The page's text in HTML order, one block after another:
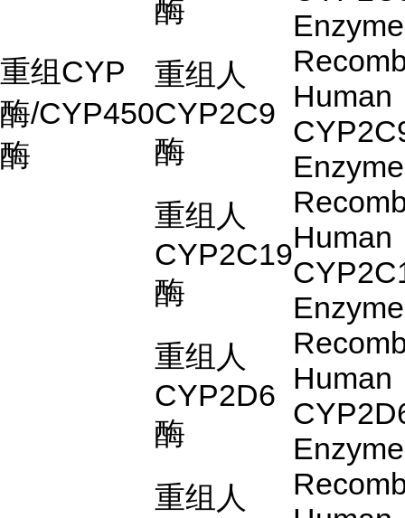
重组CYP
酶/CYP450
酶
酶
Enzyme
重组人
CYP2C9
酶
Human
Enzyme
重组人
CYP2C19
酶
Human
Enzyme
重组人
CYP2D6
酶
Human
Enzyme
重组人